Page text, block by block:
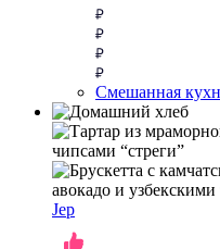
Смешанная
Jep